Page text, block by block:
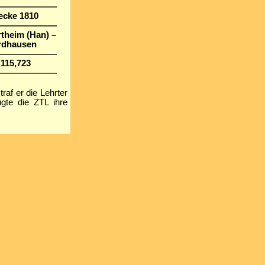
1810
(Han) –
er die Lehrter
die ZTL ihre